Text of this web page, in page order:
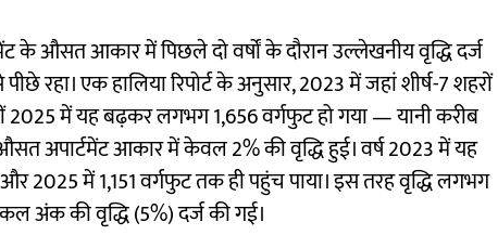
के औसत आकार में पिछले दो वर्षों के दौरान उल्लेखनीय वृद्धि दर्ज
रहा। एक हालिया रिपोर्ट के अनुसार, 2023 में जहां शीर्ष-7 शहरों
में यह बढ़कर लगभग 1,656 वर्गफुट हो गया — यानी करीब
अपार्टमेंट आकार में केवल 2% की वृद्धि हुई। वर्ष 2023 में यह
2025 में 1,151 वर्गफुट तक ही पहुंच पाया। इस तरह वृद्धि लगभग
अंक की वृद्धि (5%) दर्ज की गई।